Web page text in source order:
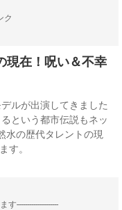
ク
現在！呪い＆不幸
ルが出演してきました
という都市伝説もネッ
水の歴代タレントの現
す。
す--------------------